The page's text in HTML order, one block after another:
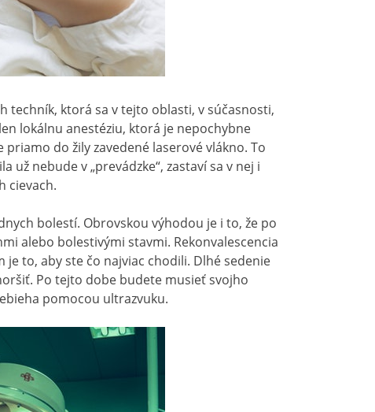
techník, ktorá sa v tejto oblasti, v súčasnosti,
lokálnu anestéziu, ktorá je nepochybne
do žily zavedené laserové vlákno. To
už nebude v „prevádzke“, zastaví sa v nej i
cievach.
bolestí. Obrovskou výhodou je i to, že po
alebo bolestivými stavmi. Rekonvalescencia
to, aby ste čo najviac chodili. Dlhé sedenie
Po tejto dobe budete musieť svojho
pomocou ultrazvuku.